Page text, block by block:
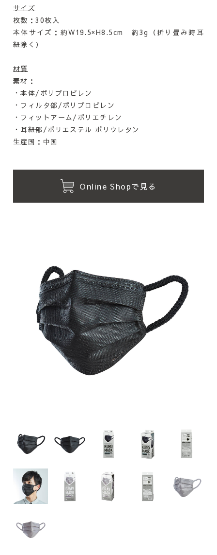
サイズ
枚数：30枚入
本体サイズ：約W19.5×H8.5cm 約3g（折り畳み時耳
紐除く）
材質
素材：
・本体/ポリプロピレン
・フィルタ部/ポリプロピレン
・フィットアーム/ポリエチレン
・耳紐部/ポリエステル ポリウレタン
生産国：中国
Online Shopで見る